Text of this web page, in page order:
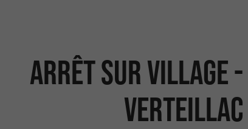
Arrêt sur Village -
VERTEILLAC